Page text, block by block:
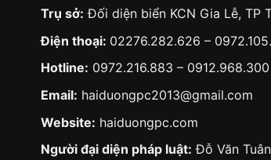
Trụ sở: Đối diện biển KCN Gia Lễ, TP
Điện thoại: 02276.282.626 –
Hotline: 0972.216.883 – 0912.968.300
Email: haiduongpc2013@gmail.com
Website: haiduongpc.com
Người đại diện pháp luật: Đỗ Văn Tuân